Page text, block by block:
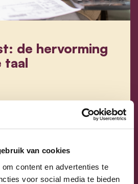
van cookies
content en advertenties te
voor social media te bieden
de hervorming
taal
hervorming in duidelijke taal